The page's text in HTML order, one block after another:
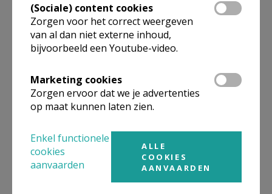
Woorden van ver,
vallende sterren,
vonken verleden, hier
gezaaid.
Namen voor Hem,
dromen, signalen
diep uit de wereld
aangewaaid.
Monden van aarde
(Sociale) content cookies
Zorgen voor het correct weergeven
van al dan niet externe inhoud,
bijvoorbeeld een Youtube-video.
Marketing cookies
Zorgen ervoor dat we je advertenties
op maat kunnen laten zien.
Enkel functionele
cookies
aanvaarden
ALLE
COOKIES
AANVAARDEN